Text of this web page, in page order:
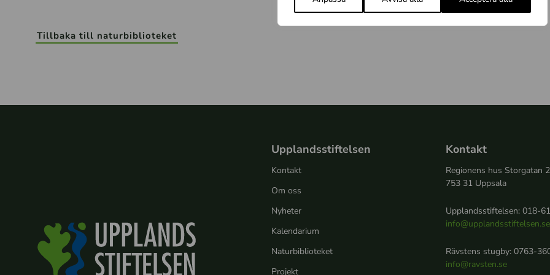
Tillbaka till naturbiblioteket
Upplandsstiftelsen
Kontakt
Om oss
Nyheter
Kalendarium
Naturbiblioteket
Projekt
Kontakt
Regionens hus Storgatan
753 31 Uppsala
Upplandsstiftelsen: 018-
info@upplandsstiftelsen.se
Rävstens stugby: 0763-
info@ravsten.se